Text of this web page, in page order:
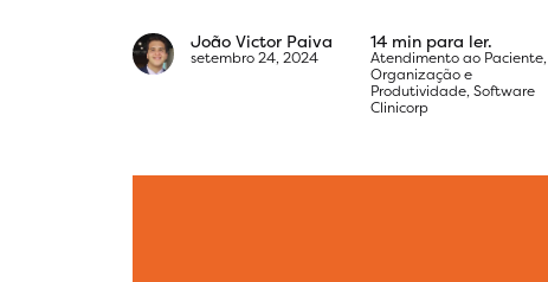
João Victor Paiva
setembro 24, 2024
14 min para ler.
Atendimento ao Paciente,
Organização e
Produtividade,Software
Clinicorp